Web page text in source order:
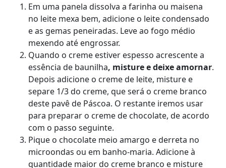
Em uma panela dissolva a farinha ou maisena
no leite mexa bem, adicione o leite condensado
e as gemas peneiradas. Leve ao fogo médio
mexendo até engrossar.
Quando o creme estiver espesso acrescente a
essência de baunilha, misture e deixe amornar.
Depois adicione o creme de leite, misture e
separe 1/3 do creme, que será o creme branco
deste pavê de Páscoa. O restante iremos usar
para preparar o creme de chocolate, de acordo
com o passo seguinte.
Pique o chocolate meio amargo e derreta no
microondas ou em banho-maria. Adicione à
quantidade maior do creme branco e misture